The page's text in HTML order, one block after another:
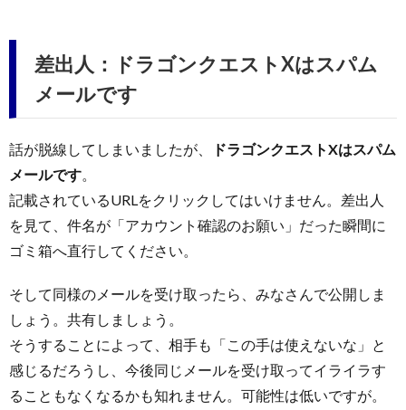
差出人：ドラゴンクエストXはスパム
メールです
話が脱線してしまいましたが、
ドラゴンクエストXはスパム
メールです
記載されているURLをクリックしてはいけません。差出人
を見て、件名が「アカウント確認のお願い」だった瞬間に
ゴミ箱へ直行してください。
そして同様のメールを受け取ったら、みなさんで公開しま
しょう。共有しましょう。
そうすることによって、相手も「この手は使えないな」と
感じるだろうし、今後同じメールを受け取ってイライラす
ることもなくなるかも知れません。可能性は低いですが。